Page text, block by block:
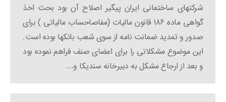
شرکتهای ساختمانی ایران پیگیر اصلاح آن بود بحث اخذ
گواهی ماده ۱۸۶ قانون مالیات (مفاصاحساب مالیاتی ) برای
صدور و تمدید ضمانت نامه از سوی شعب بانکها بوده است.
این موضوع مشکلاتی را برای اعضای صنف فراهم نموده بود
و بعد از ارجاع مشکل به دبیرخانه سندیکا و…